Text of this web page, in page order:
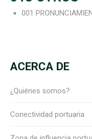
001
ACERCA DE
¿Quiénes somos?
Conectividad portuaria